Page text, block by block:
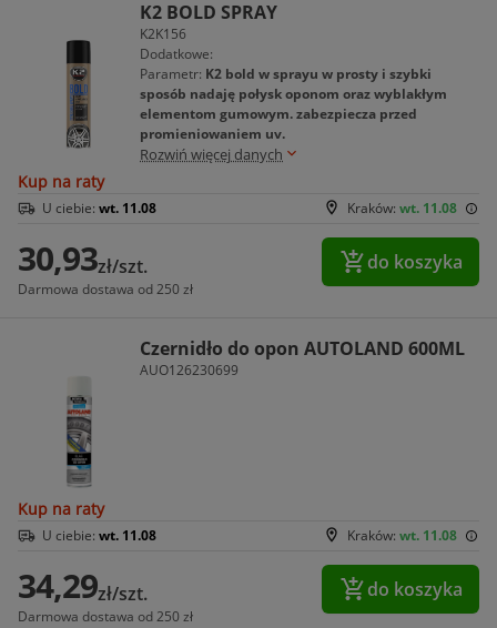
K2 BOLD SPRAY
K2K156
Dodatkowe:
Parametr: K2 bold w sprayu w prosty i szybki
sposób nadaję połysk oponom oraz wyblakłym
elementom gumowym. zabezpiecza przed
promieniowaniem uv.
Rozwiń więcej danych
Kup na raty
Kraków: wt. 11.08
U ciebie: wt. 11.08
30,93zł/szt.
Darmowa dostawa od 250 zł
do koszyka
Czernidło do opon AUTOLAND 600ML
AUO126230699
Kup na raty
Kraków: wt. 11.08
U ciebie: wt. 11.08
34,29zł/szt.
Darmowa dostawa od 250 zł
do koszyka